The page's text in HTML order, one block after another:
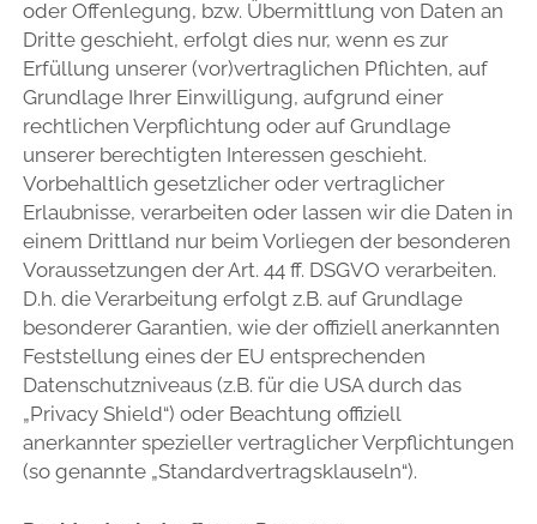
oder Offenlegung, bzw. Übermittlung von Daten an
Dritte geschieht, erfolgt dies nur, wenn es zur
Erfüllung unserer (vor)vertraglichen Pflichten, auf
Grundlage Ihrer Einwilligung, aufgrund einer
rechtlichen Verpflichtung oder auf Grundlage
unserer berechtigten Interessen geschieht.
Vorbehaltlich gesetzlicher oder vertraglicher
Erlaubnisse, verarbeiten oder lassen wir die Daten in
einem Drittland nur beim Vorliegen der besonderen
Voraussetzungen der Art. 44 ff. DSGVO verarbeiten.
D.h. die Verarbeitung erfolgt z.B. auf Grundlage
besonderer Garantien, wie der offiziell anerkannten
Feststellung eines der EU entsprechenden
Datenschutzniveaus (z.B. für die USA durch das
„Privacy Shield“) oder Beachtung offiziell
anerkannter spezieller vertraglicher Verpflichtungen
(so genannte „Standardvertragsklauseln“).